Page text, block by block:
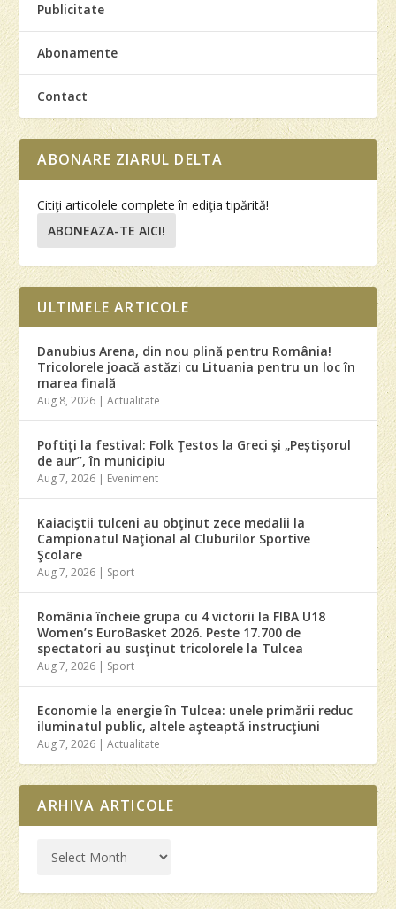
Publicitate
Abonamente
Contact
ABONARE ZIARUL DELTA
Citiţi articolele complete în ediţia tipărită!
ABONEAZA-TE AICI!
ULTIMELE ARTICOLE
Danubius Arena, din nou plină pentru România!
Tricolorele joacă astăzi cu Lituania pentru un loc în
marea finală
Aug 8, 2026 |Actualitate
Poftiţi la festival: Folk Ţestos la Greci şi „Peştişorul
de aur”, în municipiu
Aug 7, 2026 | Eveniment
Kaiaciştii tulceni au obţinut zece medalii la
Campionatul Naţional al Cluburilor Sportive
Şcolare
Aug 7, 2026 | Sport
România încheie grupa cu 4 victorii la FIBA U18
Women’s EuroBasket 2026. Peste 17.700 de
spectatori au susţinut tricolorele la Tulcea
Aug 7, 2026 | Sport
Economie la energie în Tulcea: unele primării reduc
iluminatul public, altele aşteaptă instrucţiuni
Aug 7, 2026 |Actualitate
ARHIVA ARTICOLE